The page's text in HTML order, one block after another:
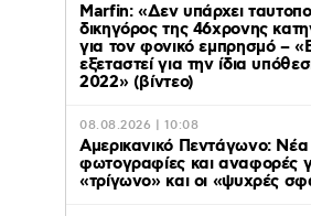
Marfin: «Δεν υπάρχει
δικηγόρος της 46χρονης
για τον φονικό εμπρησμό –
εξεταστεί για την ίδια
2022» (βίντεο)
08.08.2026 | 10:08
Αμερικανικό Πεντάγωνο: Νέα
φωτογραφίες και αναφορές
«τρίγωνο» και οι «ψυχρές